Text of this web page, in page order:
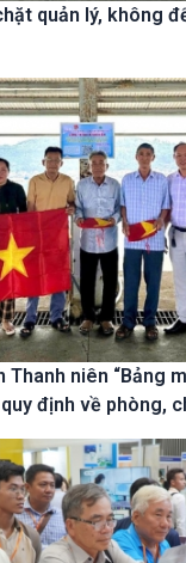
quản lý, không
niên “Bảng
định về phòng,